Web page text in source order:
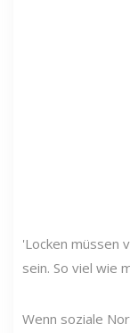
'Locken müssen
sein. So viel wie
Wenn soziale